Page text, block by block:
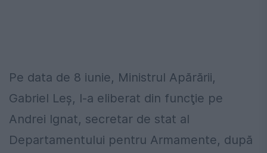
Pe data de 8 iunie, Ministrul Apărării,
Gabriel Leş, l-a eliberat din funcţie pe
Andrei Ignat, secretar de stat al
Departamentului pentru Armamente, după